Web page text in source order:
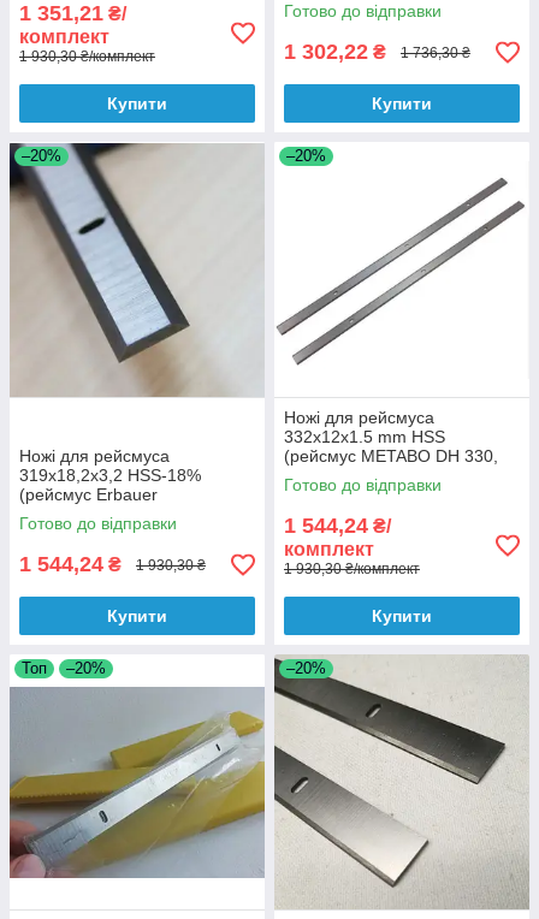
1 351,21 ₴/
комплект
1 930,30 ₴/комплект
Купити
Готово до відправки
1 302,22 ₴ 1 736,30 ₴
Купити
–20%
Ножі для рейсмуса
319x18,2x3,2 HSS-18%
(рейсмус Erbauer
ERB709BTE, JET JWP12)
Готово до відправки
1 544,24 ₴ 1 930,30 ₴
Купити
–20%
Ножі для рейсмуса
332x12x1.5 mm HSS
(рейсмус METABO DH 330,
DH 316, Интерскол PC-330)
Готово до відправки
1 544,24 ₴/
комплект
1 930,30 ₴/комплект
Купити
Топ –20% –20%